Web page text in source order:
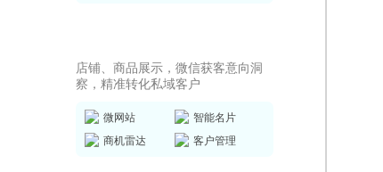
店铺、商品展示，微信获客意向洞
察，精准转化私域客户
微网站
智能名片
商机雷达
客户管理